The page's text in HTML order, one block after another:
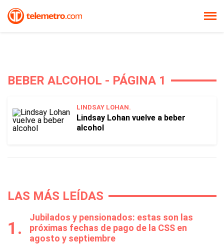
BEBER ALCOHOL - PÁGINA 1
LINDSAY LOHAN.
Lindsay Lohan vuelve a beber
alcohol
LAS MÁS LEÍDAS
Jubilados y pensionados: estas son las
próximas fechas de pago de la CSS en
agosto y septiembre